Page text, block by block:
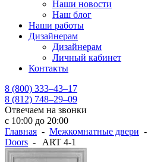
Наши новости
Наш блог
Наши работы
Дизайнерам
Дизайнерам
Личный кабинет
Контакты
8 (800) 333–43–17
8 (812) 748–29–09
Отвечаем на звонки
с 10:00 до 20:00
Главная - Межкомнатные двери -
Doors - ART 4-1